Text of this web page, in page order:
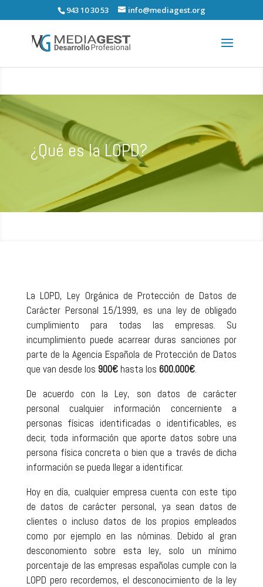
943 10 30 53 info@mediagest.org
¿Qué es la LOPD?
La LOPD, Ley Orgánica de Protección de Datos de
Carácter Personal 15/1999, es una ley de obligado
cumplimiento para todas las empresas. Su
incumplimiento puede acarrear duras sanciones por
parte de la Agencia Española de Protección de Datos
que van desde los 900€hasta los 600.000€.
De acuerdo con la Ley, son datos de carácter
personal cualquier información concerniente a
personas físicas identificadas o identificables, es
decir, toda información que aporte datos sobre una
persona física concreta o bien que a través de dicha
información se pueda llegar a identificar.
Hoy en día, cualquier empresa cuenta con este tipo
de datos de carácter personal, ya sean datos de
clientes o incluso datos de los propios empleados
como por ejemplo en las nóminas. Debido al gran
desconomiento sobre esta ley, solo un mínimo
porcentaje de las empresas españolas cumple con la
LOPD pero recordemos, el desconocimiento de la ley